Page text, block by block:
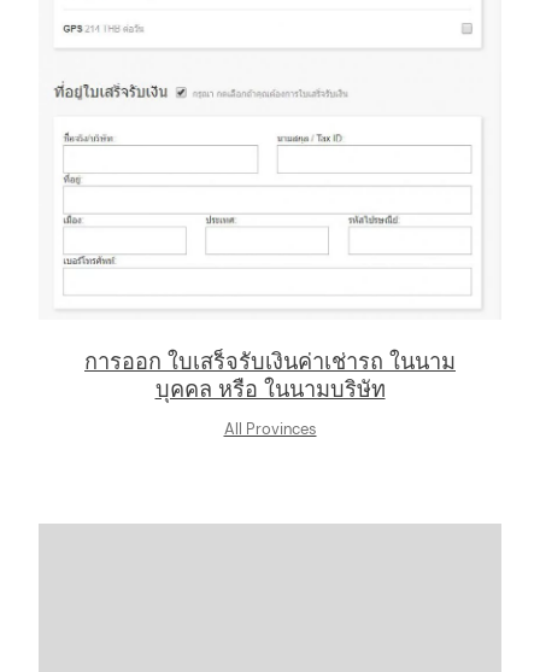
การออก ใบเสร็จรับเงินค่าเช่ารถ ในนาม
บุคคล หรือ ในนามบริษัท
All Provinces